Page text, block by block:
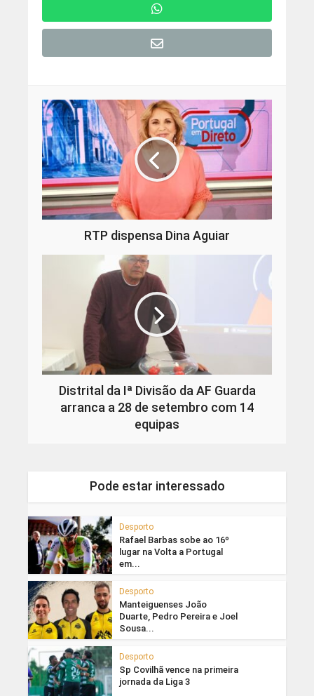
RTP dispensa Dina Aguiar
Distrital da Iª Divisão da AF Guarda
arranca a 28 de setembro com 14
equipas
Pode estar interessado
Desporto
Rafael Barbas sobe ao 16º
lugar na Volta a Portugal
em...
Desporto
Manteiguenses João
Duarte, Pedro Pereira e Joel
Sousa...
Desporto
Sp Covilhã vence na primeira
jornada da Liga 3